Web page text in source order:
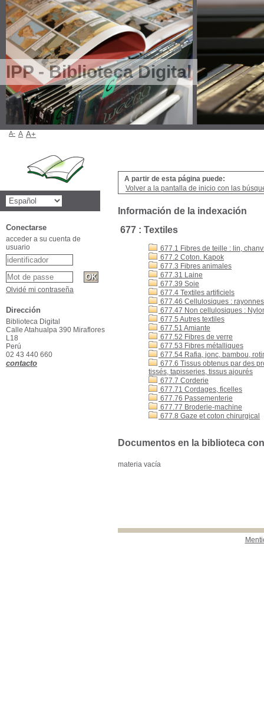
IPP - Biblioteca Digital
A partir de esta página puede:
Volver a la pantalla de inicio con las
Información de la indexación
677 : Textiles
677.1 Fibres de teille : lin,
677.2 Coton. Kapok
677.3 Fibres animales
677.31 Laine
677.39 Soie
677.4 Textiles artificiels
677.46 Cellulosiques :
677.47 Non cellulosiques :
677.5 Autres textiles
677.51 Amiante
677.52 Fibres de verre
677.53 Fibres métalliques
677.54 Rafia, jonc, bambou,
677.6 Tissus obtenus par des
tissés, tapisseries, tissus ajourés
677.7 Corderie
677.71 Cordages, ficelles
677.76 Passementerie
677.77 Broderie-machine
677.8 Gaze et coton chirurgical
Documentos en la biblioteca
materia vacía
A- A A+
Conectarse
acceder a su cuenta de
usuario
Olvidé mi contraseña
Dirección
Biblioteca Digital
Calle Atahualpa 390 Miraflores
L18
Perú
02 43 440 660
contacto